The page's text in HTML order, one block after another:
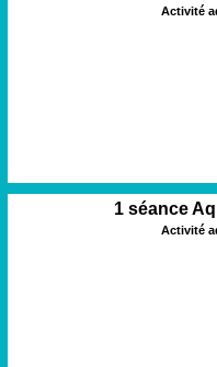
Activité
1 séance
Activité